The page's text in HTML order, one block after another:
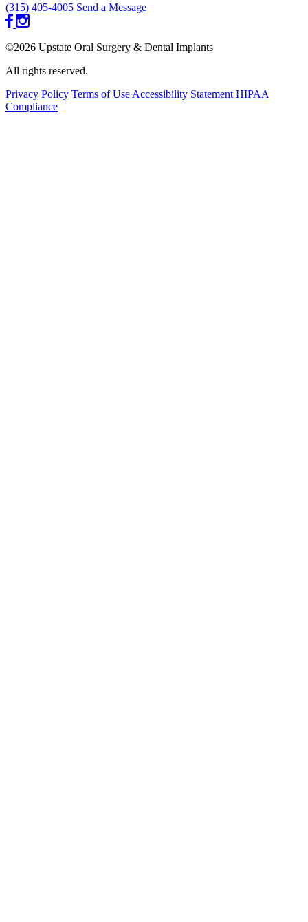
(315) 405-4005 Send a Message
©2026 Upstate Oral Surgery & Dental Implants
All rights reserved.
Privacy Policy Terms of Use Accessibility Statement HIPAA
Compliance